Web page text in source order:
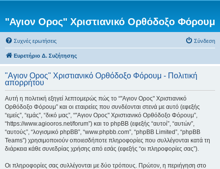
"Αγιον Ορος" Χριστιανικό Ορθόδοξο Φόρουμ
Συχνές ερωτήσεις Σύνδεση
Ευρετήριο Δ. Συζήτησης
"Αγιον Ορος" Χριστιανικό Ορθόδοξο Φόρουμ - Πολιτική
απορρήτου
Αυτή η πολιτική εξηγεί λεπτομερώς πώς το “"Αγιον Ορος" Χριστιανικό
Ορθόδοξο Φόρουμ” και οι εταιρείες που συνδέονται στενά με αυτό (εφεξής
“εμείς”, “εμάς”, “δικό μας”, “"Αγιον Ορος" Χριστιανικό Ορθόδοξο Φόρουμ”,
“https://www.agiooros.net/forum”) και το phpBB (εφεξής “αυτοί”, “αυτών”,
“αυτούς”, “λογισμικό phpBB”, “www.phpbb.com”, “phpBB Limited”, “phpBB
Teams”) χρησιμοποιούν οποιεσδήποτε πληροφορίες που συλλέγονται κατά τη
διάρκεια κάθε συνεδρίας χρήσης από εσάς (εφεξής “οι πληροφορίες σας”).
Οι πληροφορίες σας συλλέγονται με δύο τρόπους. Πρώτον, η περιήγηση στο